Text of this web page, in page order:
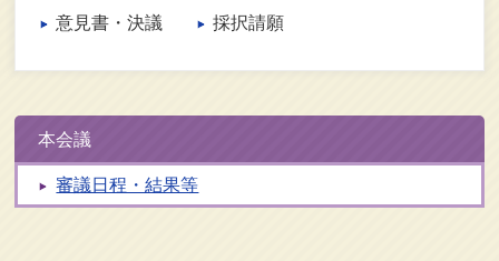
意見書・決議
採択請願
本会議
審議日程・結果等